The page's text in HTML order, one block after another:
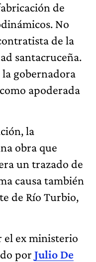
de
No
de la
santacruceña.
gobernadora
apoderada
la
obra que
un trazado de
causa también
de Río Turbio,
el ex ministerio
por Julio De